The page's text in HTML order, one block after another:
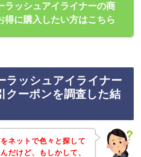
ラッシュアイライナーの商
得に購入したい方はこちら
ラッシュアイライナー
クーポンを調査した結
ネットで色々と探して
だけど、もしかして、